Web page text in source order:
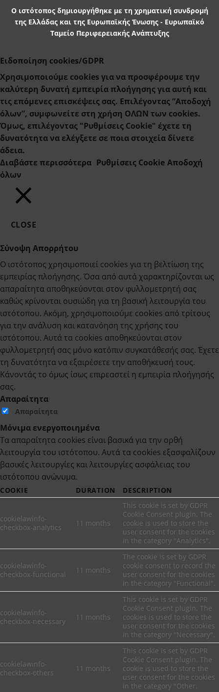
Ο ιστότοπος δημιουργήθηκε με τη χρηματική συνδρομή
της Ελλάδας και της Ευρωπαϊκής Ένωσης - Ευρωπαϊκό
Ταμείο Περιφερειακής Ανάπτυξης
Ειδοποίηση cookies/GDPR
Χρησιμοποιούμε cookies για να προσφέρουμε την
καλύτερη δυνατή εμπειρία πλοήγησης για αυτή και
τις επόμενες επισκέψεις σας. Επιλέγοντας “Αποδοχή
όλων”, συμφωνείτε στη χρήση ΟΛΩΝ των cookies.
Όμως, επιλέγοντας "Ρυθμίσεις Cookie" έχετε τη
δυνατότητα να ελέγξετε σε ποια στοιχεία δίνετε
άδεια.
Διαβάστε περισσότερα Ρυθμίσεις Cookie Αποδοχή
όλων
CLOSE
Σύνοψη Απορρήτου
Ο ιστότοπος χρησιμοποιεί cookies για τη βελτίωση της
εμπειρίας πλοήγησης. Όσα από αυτά χαρακτηρίζονται ως
απαραίτητα αποθηκεύονται στον φυλλομετρητή σας
καθώς κρίνονται ουσιώδη για τη βασική λειτουργία του
ιστότοπου. Ακόμη, χρησιμοποιούμε cookies από τρίτους
για την ανάλυση και κατανόηση της χρήσης του
ιστότοπου. Αυτά τα cookies αποθηκεύονται στον
φυλλομετρητή σας μόνο κατόπιν συγκατάθεσής σας. Έχετε
τη δυνατότητα να εξαιρέσετε την αποθήκευσή τους.
Κάνοντάς το όμως ίσως επιρεαστεί η εμπειρία πλοήγησής
σας.
Απαραίτητα
Απαραίτητα
Μόνιμα ενεργοποιημένα
Τα απαραίτητα cookies είναι βασικά για την ορθή
λειτουργία του ιστότοπου. Αυτά τα cookies εξασφαλίζουν
βασικές λειτουργίες και λειτουργίες ασφάλειας του
ιστότοπου ανώνυμα.
COOKIE DURATION DESCRIPTION
cookielawinfo-
checkbox-analytics
11 months
This cookie is set by GDPR
Cookie Consent plugin. The
cookie is used to store the
user consent for the cookies
in the category "Analytics".
cookielawinfo-
checkbox-functional
11 months
The cookie is set by GDPR
cookie consent to record the
user consent for the cookies
in the category "Functional".
cookielawinfo-
checkbox-necessary
11 months
This cookie is set by GDPR
Cookie Consent plugin. The
cookies is used to store the
user consent for the cookies
in the category "Necessary".
cookielawinfo-
checkbox-others
11 months
This cookie is set by GDPR
Cookie Consent plugin. The
cookie is used to store the
user consent for the cookies
in the category "Other.